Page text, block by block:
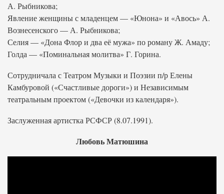
А. Рыбникова;
Явление женщины с младенцем — «Юнона» и «Авось» А.
Вознесенского — А. Рыбникова;
Селия — «Дона Флор и два её мужа» по роману Ж. Амаду;
Голда — «Поминальная молитва» Г. Горина.
Сотрудничала с Театром Музыки и Поэзии п/р Елены
Камбуровой («Счастливые дороги») и Независимым
театральным проектом («Девочки из календаря»).
Заслуженная артистка РСФСР (8.07.1991).
Любовь Матюшина